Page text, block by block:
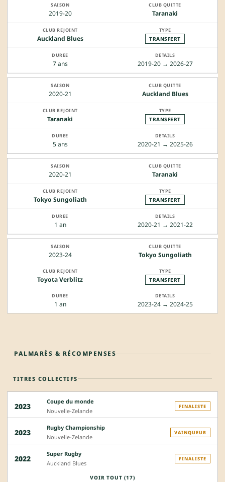
2019-20 Taranaki
Auckland Blues TRANSFERT
7 ans 2019-20 → 2026-27
2020-21 Auckland Blues
Taranaki TRANSFERT
5 ans 2020-21 → 2025-26
2020-21 Taranaki
Tokyo Sungoliath TRANSFERT
1 an 2020-21 → 2021-22
2023-24 Tokyo Sungoliath
Toyota Verblitz TRANSFERT
1 an 2023-24 → 2024-25
PALMARÈS & RÉCOMPENSES
TITRES COLLECTIFS
2023
Coupe du monde
Nouvelle-Zelande
FINALISTE
2023
Rugby Championship
Nouvelle-Zelande
VAINQUEUR
2022
Super Rugby
Auckland Blues
FINALISTE
VOIR TOUT (17)